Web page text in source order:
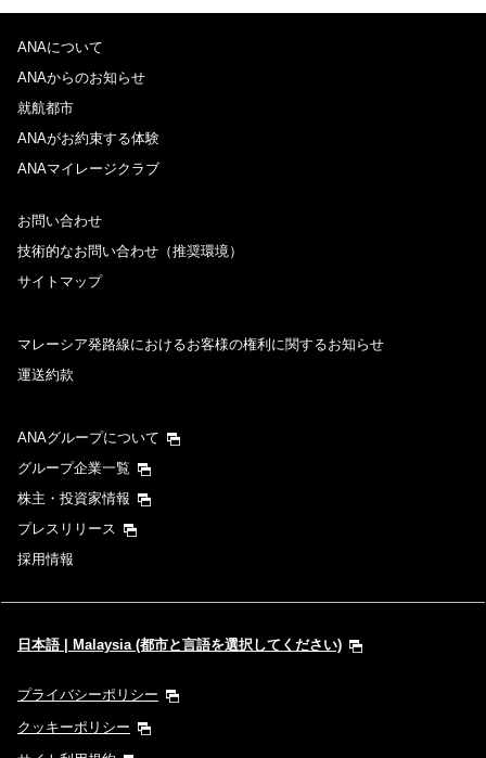
ANAについて
ANAからのお知らせ
就航都市
ANAがお約束する体験
ANAマイレージクラブ
お問い合わせ
技術的なお問い合わせ（推奨環境）
サイトマップ
マレーシア発路線におけるお客様の権利に関するお知らせ
運送約款
ANAグループについて
グループ企業一覧
株主・投資家情報
プレスリリース
採用情報
日本語 | Malaysia (都市と言語を選択してください)
プライバシーポリシー
クッキーポリシー